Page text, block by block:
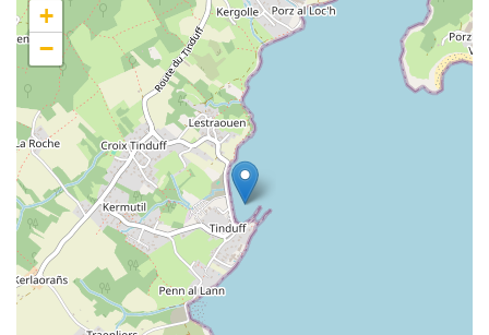
+
−